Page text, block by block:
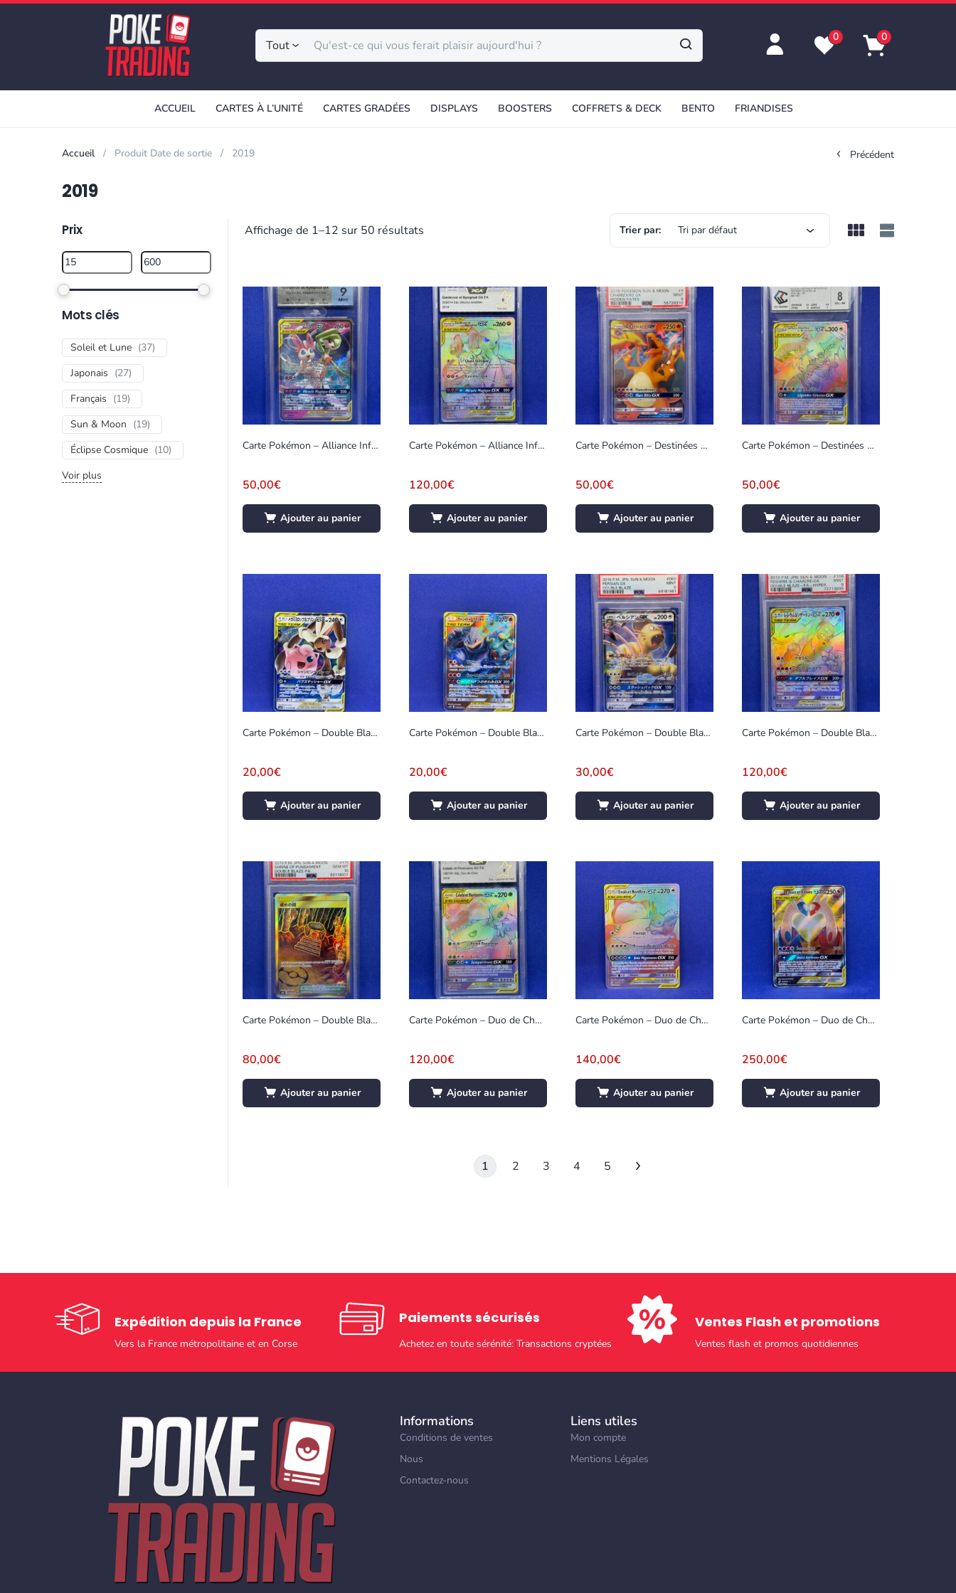
Tout
0 0
ACCUEIL CARTES À L’UNITÉ CARTES GRADÉES DISPLAYS BOOSTERS COFFRETS & DECK BENTO FRIANDISES
Accueil Produit Date de sortie 2019 Précédent
2019
Affichage de 1–12 sur 50 résultats Trier par: Tri par défaut
Carte Pokémon – Alliance Infaillible – Gardevoir & Nymphali GX – 130/ 214 – Gradée 9
50,00€
Ajouter au panier
Carte Pokémon – Alliance Infaillible – Gardevoir & Nymphali GX – 225/ 214 – Gradée 6
120,00€
Ajouter au panier
Carte Pokémon – Destinées Occultes – Dracaufeu GX – 9/68 – Gradée 9
50,00€
Ajouter au panier
Carte Pokémon – Destinées Occultes – Sulfura & Électhor & Artikodin GX – 69/68 – Gradée 8
50,00€
Ajouter au panier
Carte Pokémon – Double Blaze – Lockpin et Rondoudou GX – 073/095 (2355 A)
20,00€
Ajouter au panier
Carte Pokémon – Double Blaze – Marshadow et Mackogneur GX – 100/095 (2357 A)
20,00€
Ajouter au panier
Carte Pokémon – Double Blaze – Persian – 069/095 – Gradée 9
30,00€
Ajouter au panier
Carte Pokémon – Double Blaze – Reshiram et Dracaufeu GX – 108/095 – Gradée 9
120,00€
Ajouter au panier
Carte Pokémon – Double Blaze – Trainer’s – 115/095 – Gradée 10
80,00€
Ajouter au panier
Carte Pokémon – Duo de Choc – Celebi & Florizarre GX – 182/181 – Gradée 8
120,00€
Ajouter au panier
Carte Pokémon – Duo de Choc – Évoli et Ronflex GX – 191/181 (820 C)
140,00€
Ajouter au panier
Carte Pokémon – Duo de Choc – Latias et Latios GX – 170/181 (1996 E)
250,00€
Ajouter au panier
1 2 3 4 5
Prix
Mots clés
Soleil et Lune (37)
Japonais (27)
Français (19)
Sun & Moon (19)
Éclipse Cosmique (10)
Voir plus
Expédition depuis la France
Vers la France métropolitaine et en Corse
Paiements sécurisés​
Achetez en toute sérénité: Transactions cryptées
Ventes Flash et promotions​
Ventes flash et promos quotidiennes
Informations
Conditions de ventes
Nous
Contactez-nous
Liens utiles
Mon compte
Mentions Légales